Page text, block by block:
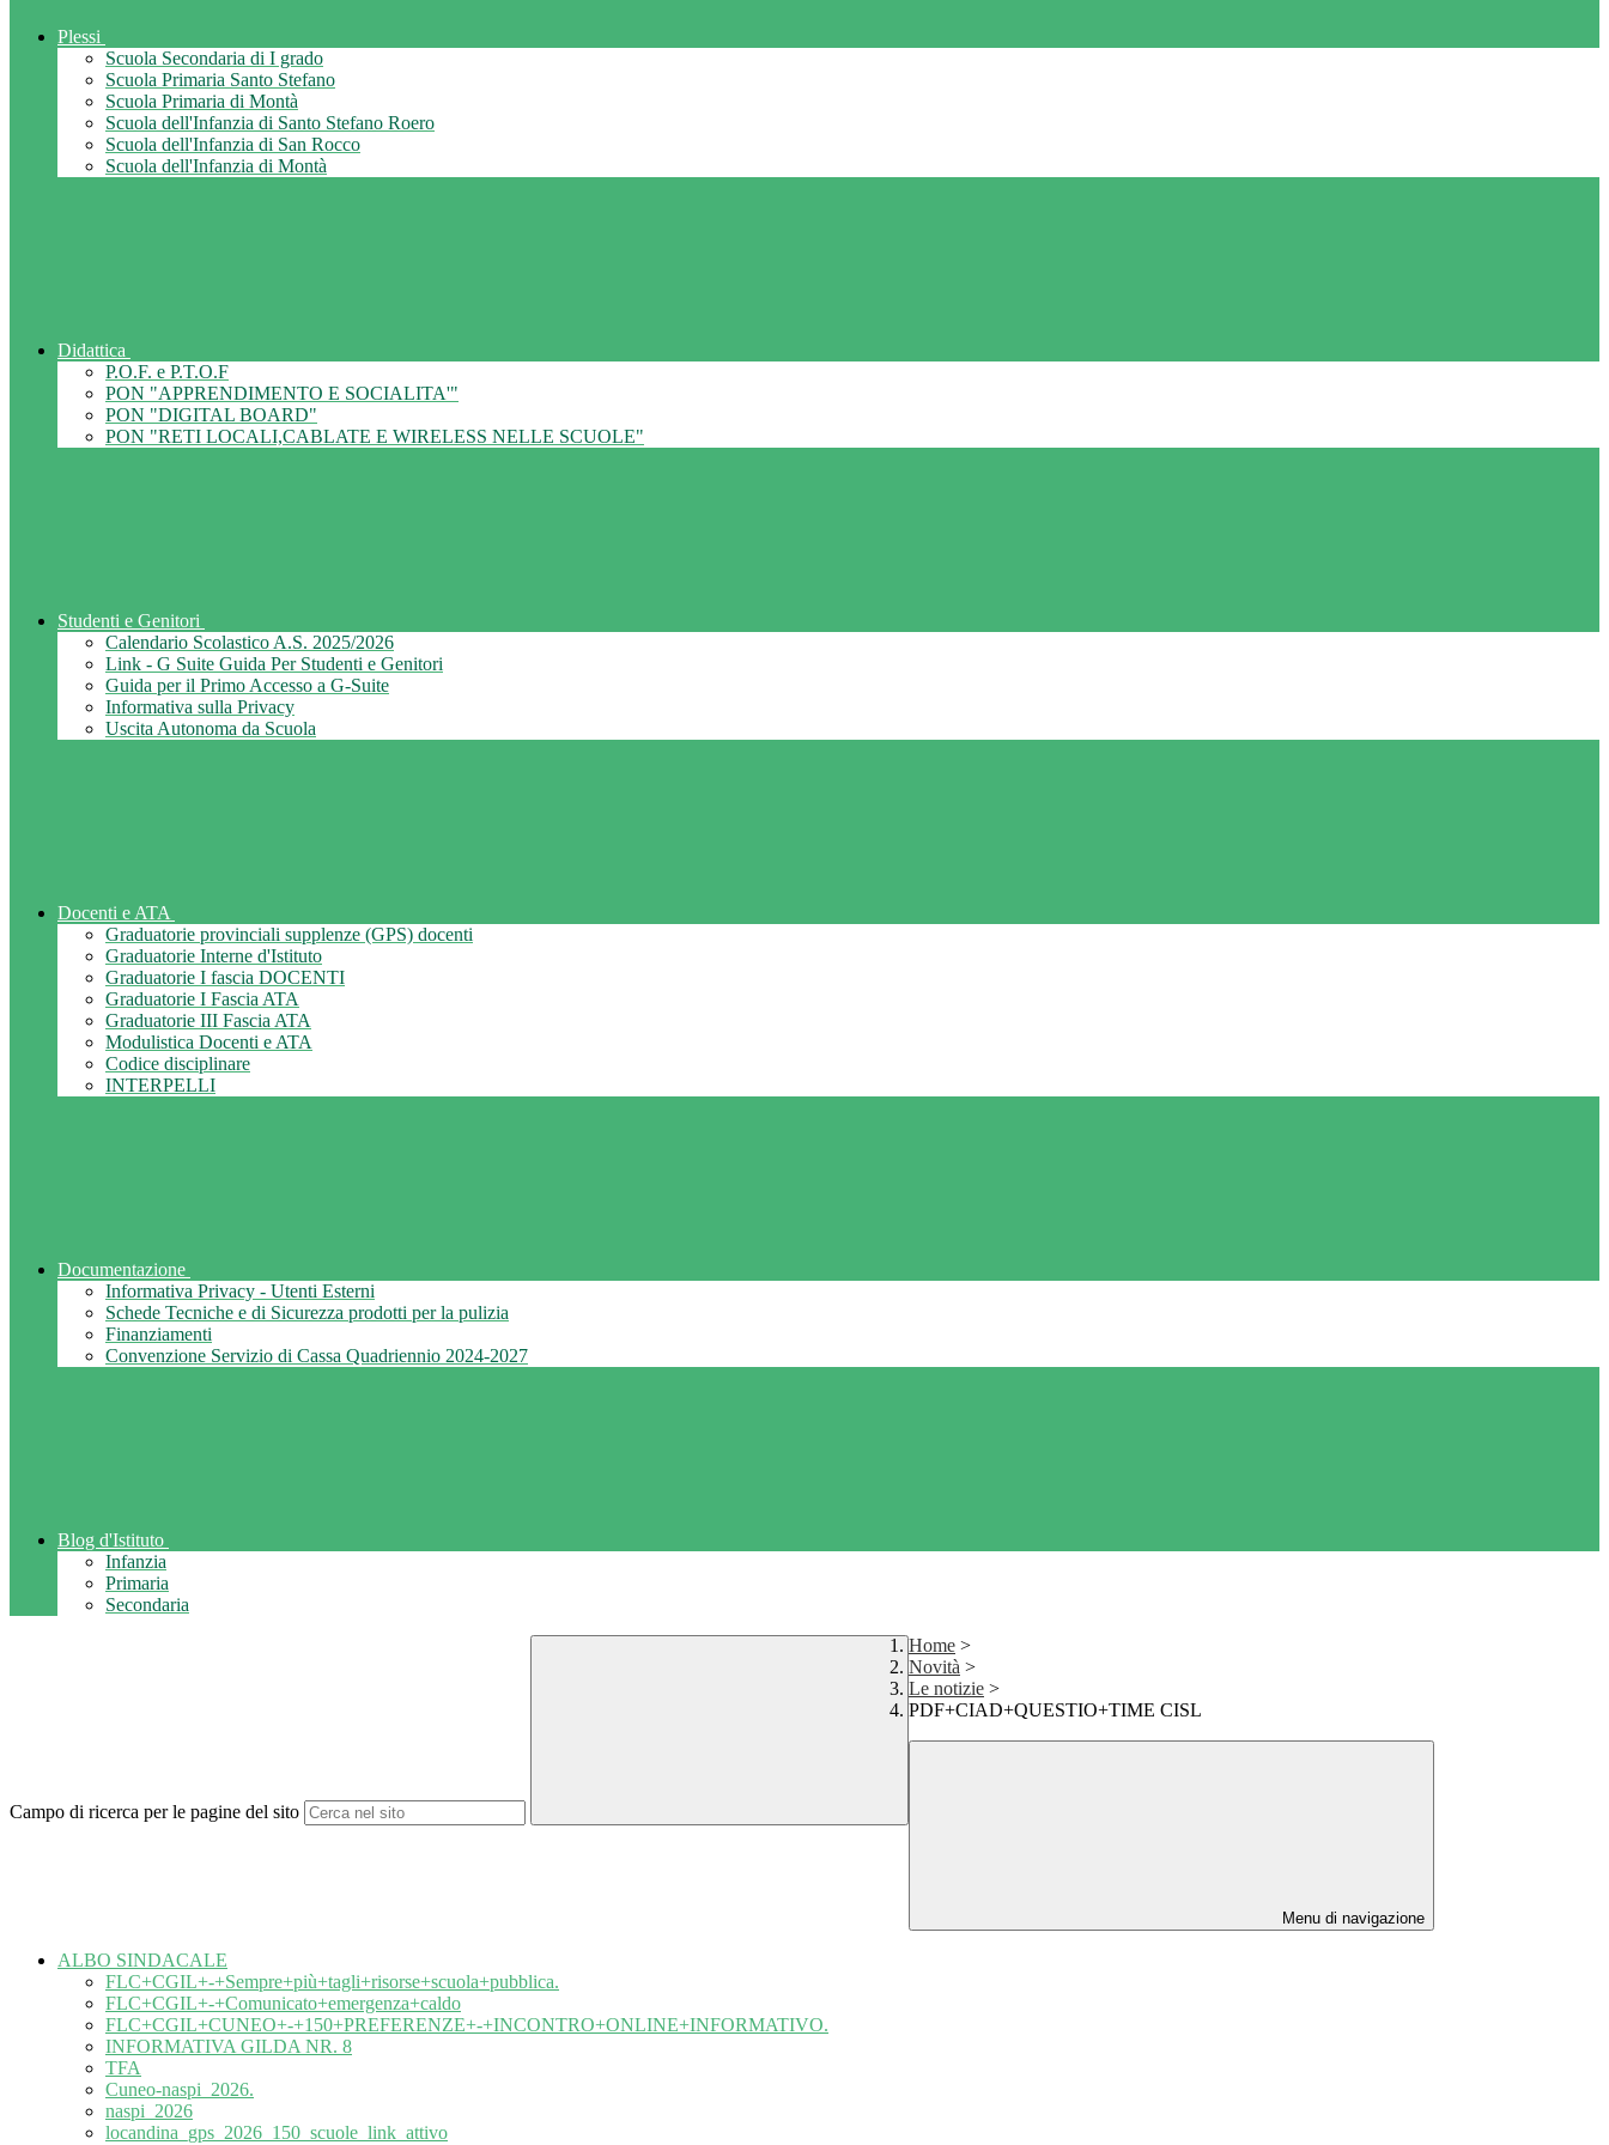
Plessi
Scuola Secondaria di I grado
Scuola Primaria Santo Stefano
Scuola Primaria di Montà
Scuola dell'Infanzia di Santo Stefano Roero
Scuola dell'Infanzia di San Rocco
Scuola dell'Infanzia di Montà
Didattica
P.O.F. e P.T.O.F
PON "APPRENDIMENTO E SOCIALITA'"
PON "DIGITAL BOARD"
PON "RETI LOCALI,CABLATE E WIRELESS NELLE SCUOLE"
Studenti e Genitori
Calendario Scolastico A.S. 2025/2026
Link - G Suite Guida Per Studenti e Genitori
Guida per il Primo Accesso a G-Suite
Informativa sulla Privacy
Uscita Autonoma da Scuola
Docenti e ATA
Graduatorie provinciali supplenze (GPS) docenti
Graduatorie Interne d'Istituto
Graduatorie I fascia DOCENTI
Graduatorie I Fascia ATA
Graduatorie III Fascia ATA
Modulistica Docenti e ATA
Codice disciplinare
INTERPELLI
Documentazione
Informativa Privacy - Utenti Esterni
Schede Tecniche e di Sicurezza prodotti per la pulizia
Finanziamenti
Convenzione Servizio di Cassa Quadriennio 2024-2027
Blog d'Istituto
Infanzia
Primaria
Secondaria
Campo di ricerca per le pagine del sito
Home >
Novità >
Le notizie >
PDF+CIAD+QUESTIO+TIME CISL
Menu di navigazione
ALBO SINDACALE
FLC+CGIL+-+Sempre+più+tagli+risorse+scuola+pubblica.
FLC+CGIL+-+Comunicato+emergenza+caldo
FLC+CGIL+CUNEO+-+150+PREFERENZE+-+INCONTRO+ONLINE+INFORMATIVO.
INFORMATIVA GILDA NR. 8
TFA
Cuneo-naspi_2026.
naspi_2026
locandina_gps_2026_150_scuole_link_attivo